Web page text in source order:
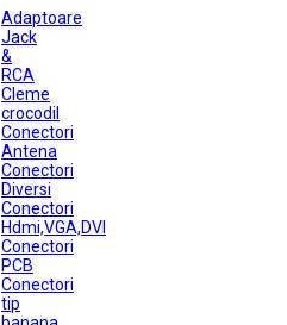
Adaptoare
Jack
&
RCA
Cleme
crocodil
Conectori
Antena
Conectori
Diversi
Conectori
Hdmi,VGA,DVI
Conectori
PCB
Conectori
tip